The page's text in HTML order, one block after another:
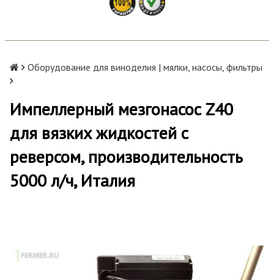
Оборудование для виноделия | мялки, насосы, фильтры
Импеллерный мезгонасос Z40
для вязких жидкостей с
реверсом, производительность
5000 л/ч, Италия